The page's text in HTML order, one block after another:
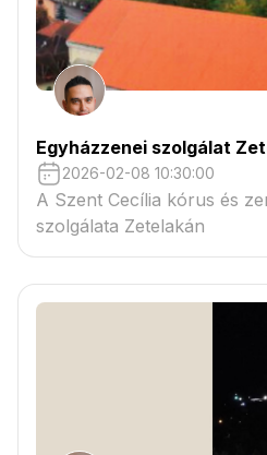
Egyházzenei szolgálat
2026-02-08 10:30:00
A Szent Cecília kórus és
szolgálata Zetelakán